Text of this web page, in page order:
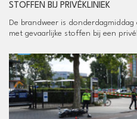
STOFFEN BIJ PRIVÉKLINIEK
De brandweer is
met gevaarlijke stoffen bij een